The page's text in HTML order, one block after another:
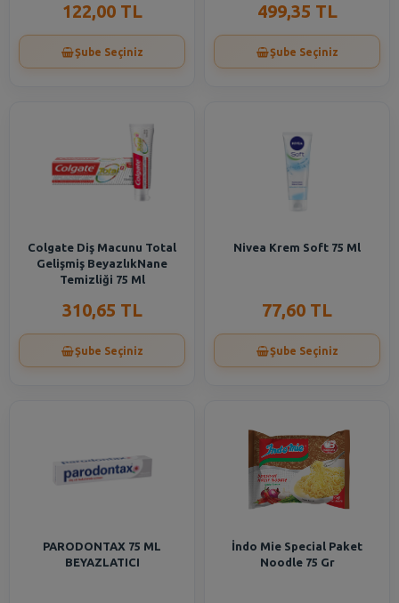
122,00 TL
Şube Seçiniz
499,35 TL
Şube Seçiniz
Colgate Diş Macunu Total
Gelişmiş BeyazlıkNane
Temizliği 75 Ml
310,65 TL
Şube Seçiniz
Nivea Krem Soft 75 Ml
77,60 TL
Şube Seçiniz
PARODONTAX 75 ML
BEYAZLATICI
İndo Mie Special Paket
Noodle 75 Gr